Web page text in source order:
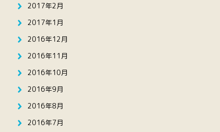
2017年2月
2017年1月
2016年12月
2016年11月
2016年10月
2016年9月
2016年8月
2016年7月